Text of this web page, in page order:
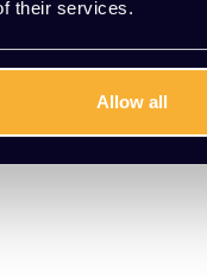
their services.
Allow all